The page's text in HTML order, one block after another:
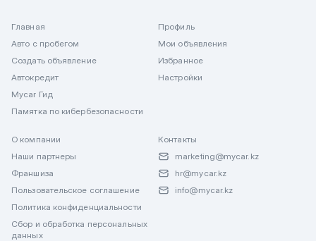
Главная
Авто с пробегом
Создать объявление
Автокредит
Mycar Гид
Памятка по кибербезопасности
Профиль
Мои объявления
Избранное
Настройки
О компании
Наши партнеры
Франшиза
Пользовательское соглашение
Политика конфиденциальности
Сбор и обработка персональных
данных
Контакты
marketing@mycar.kz
hr@mycar.kz
info@mycar.kz